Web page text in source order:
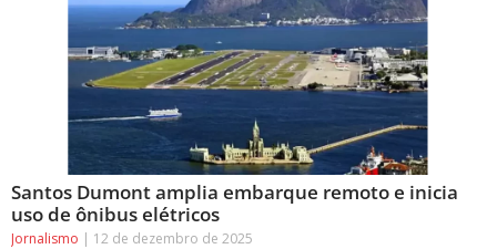
Santos Dumont amplia embarque remoto e inicia
uso de ônibus elétricos
Jornalismo 12 de dezembro de 2025